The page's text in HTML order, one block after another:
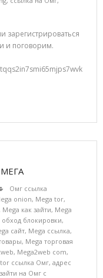
зарегистрироваться
и поговорим.
Омг ссылка
onion, Mega tor,
Mega как зайти, Mega
обход блокировки,
сайт, Mega ссылка,
, Mega торговая
, Mega2web com,
tor ссылка Омг, адрес
зайти на Омг с